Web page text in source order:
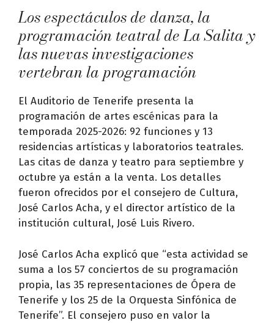
Los espectáculos de danza, la
programación teatral de La Salita y
las nuevas investigaciones
vertebran la programación
El Auditorio de Tenerife presenta la
programación de artes escénicas para la
temporada 2025-2026: 92 funciones y 13
residencias artísticas y laboratorios teatrales.
Las citas de danza y teatro para septiembre y
octubre ya están a la venta. Los detalles
fueron ofrecidos por el consejero de Cultura,
José Carlos Acha, y el director artístico de la
institución cultural, José Luis Rivero.
José Carlos Acha explicó que “esta actividad se
suma a los 57 conciertos de su programación
propia, las 35 representaciones de Ópera de
Tenerife y los 25 de la Orquesta Sinfónica de
Tenerife”. El consejero puso en valor la